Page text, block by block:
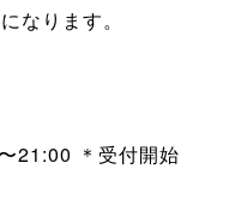
なります。
21:00 ＊受付開始